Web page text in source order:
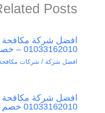
Posts
افضل شركة
01033162010 – خصم 50 %
افضل شركة / شركات
افضل شركة مكافحة
01033162010 خصم 60 %